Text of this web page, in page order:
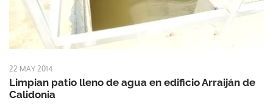
22 MAY 2014
Limpian patio lleno de agua en edificio Arraiján de
Calidonia